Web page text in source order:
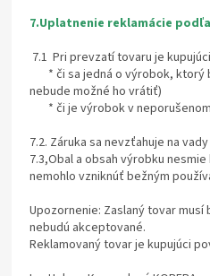
7.Uplatnenie reklamácie
7.1 Pri prevzatí tovaru je
* či sa jedná o výrobok, ktorý
nebude možné ho vrátiť)
* či je výrobok v
7.2. Záruka sa nevzťahuje na
7.3,Obal a obsah výrobku
nemohlo vzniknúť bežným
Upozornenie: Zaslaný tovar
nebudú akceptované.
Reklamovaný tovar je kupujúci